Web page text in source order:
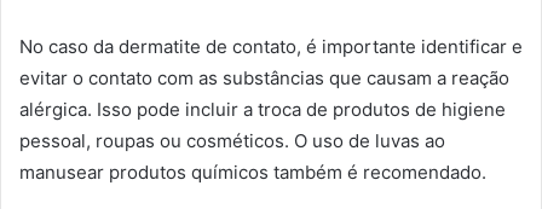
No caso da dermatite de contato, é importante identificar e
evitar o contato com as substâncias que causam a reação
alérgica. Isso pode incluir a troca de produtos de higiene
pessoal, roupas ou cosméticos. O uso de luvas ao
manusear produtos químicos também é recomendado.